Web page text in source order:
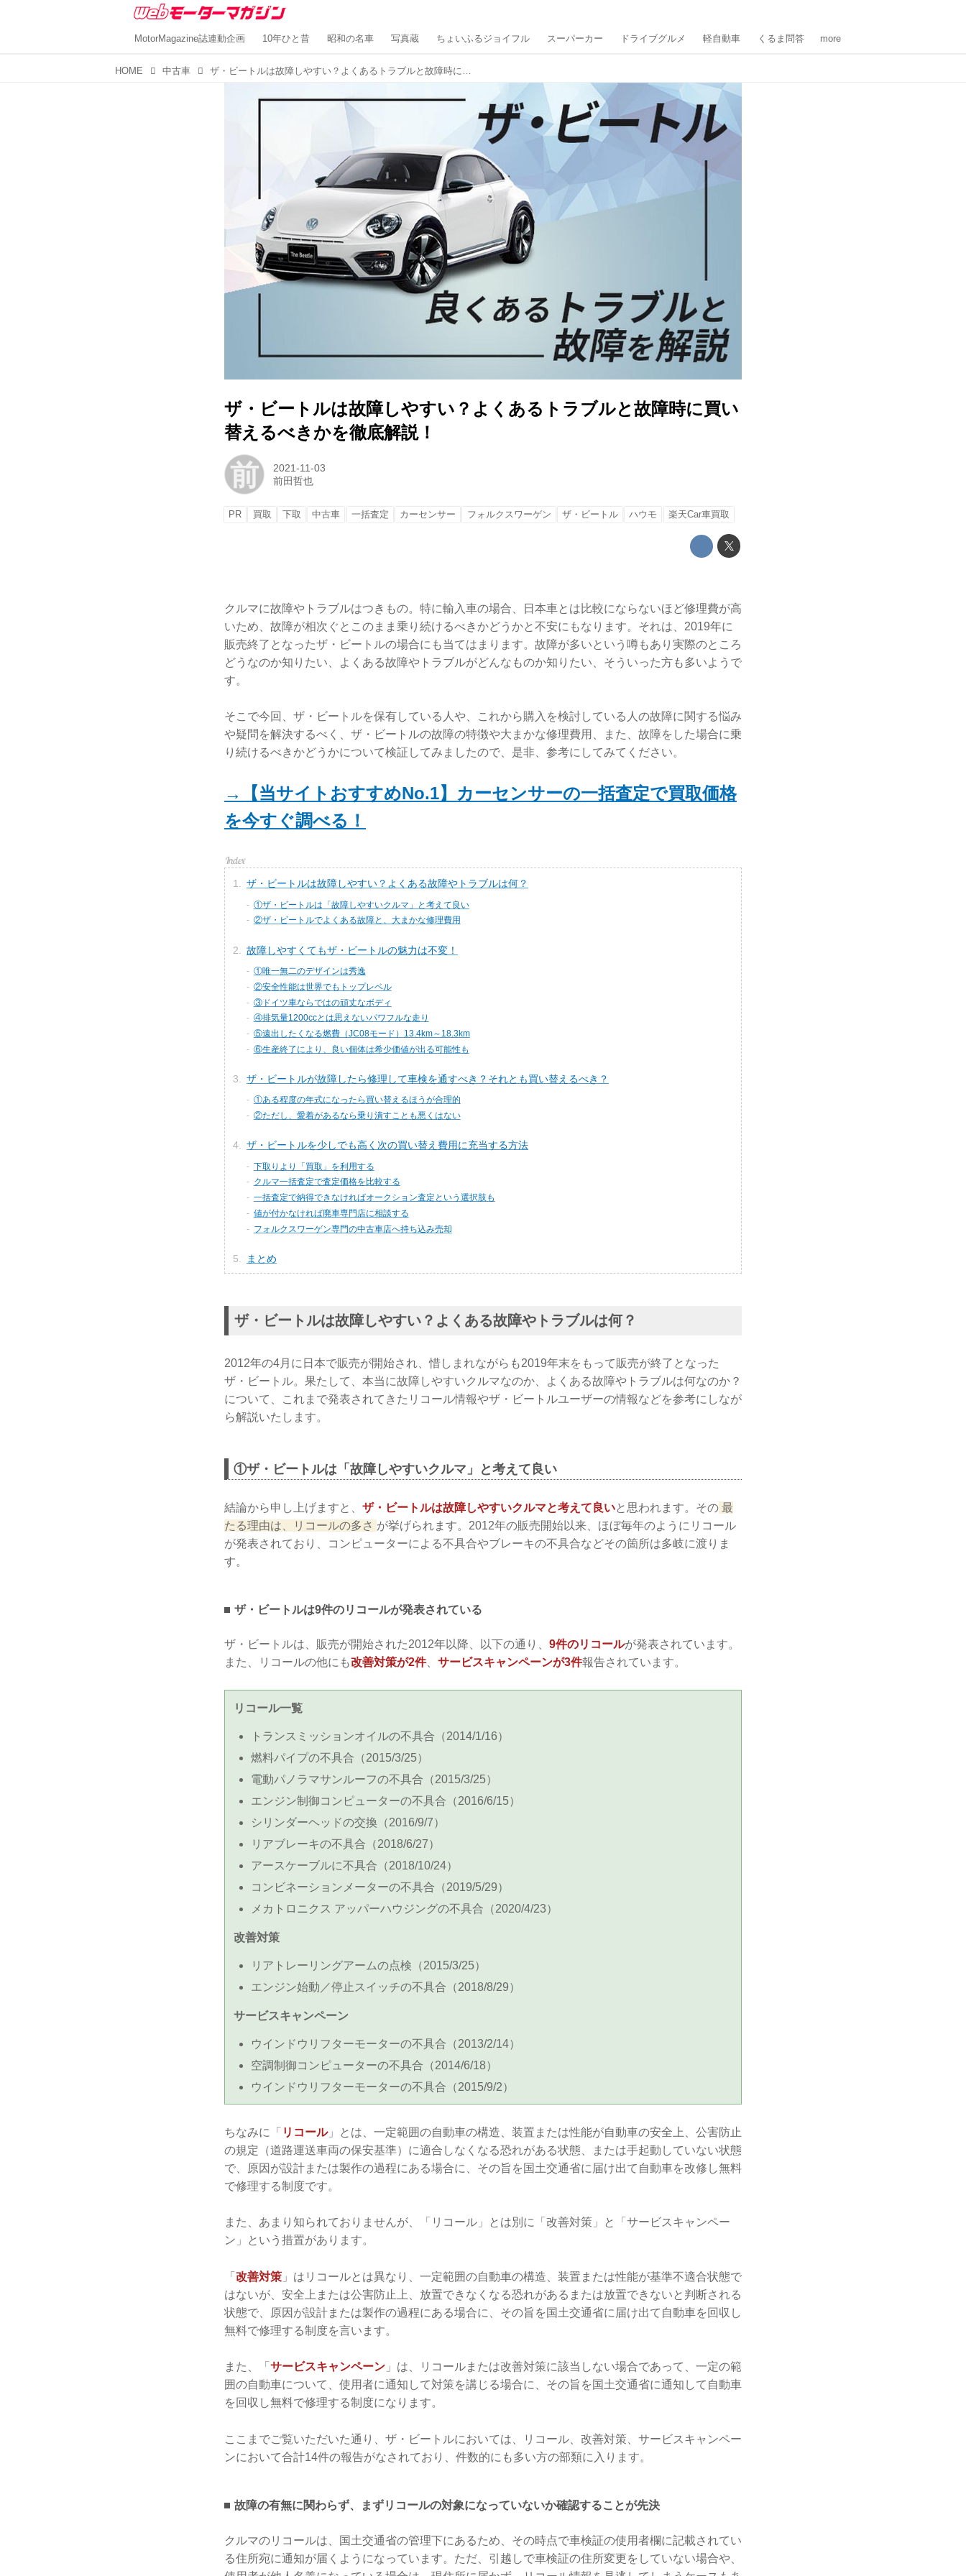
MotorMagazine誌連動企画 10年ひと昔 昭和の名車 写真蔵 ちょいふるジョイフル スーパーカー ドライブグルメ 軽自動車 くるま問答 more
HOME 中古車 ザ・ビートルは故障しやすい？よくあるトラブルと故障時に買い替えるべきかを徹底解説！
ザ・ビートルは故障しやすい？よくあるトラブルと故障時に買い
替えるべきかを徹底解説！
前
2021-11-03
前田哲也
PR 買取 下取 中古車 一括査定 カーセンサー フォルクスワーゲン ザ・ビートル ハウモ 楽天Car車買取
クルマに故障やトラブルはつきもの。特に輸入車の場合、日本車とは比較にならないほど修理費が高
いため、故障が相次ぐとこのまま乗り続けるべきかどうかと不安にもなります。それは、2019年に
販売終了となったザ・ビートルの場合にも当てはまります。故障が多いという噂もあり実際のところ
どうなのか知りたい、よくある故障やトラブルがどんなものか知りたい、そういった方も多いようで
す。
そこで今回、ザ・ビートルを保有している人や、これから購入を検討している人の故障に関する悩み
や疑問を解決するべく、ザ・ビートルの故障の特徴や大まかな修理費用、また、故障をした場合に乗
り続けるべきかどうかについて検証してみましたので、是非、参考にしてみてください。
→【当サイトおすすめNo.1】カーセンサーの一括査定で買取価格
を今すぐ調べる！
ザ・ビートルは故障しやすい？よくある故障やトラブルは何？
①ザ・ビートルは「故障しやすいクルマ」と考えて良い
②ザ・ビートルでよくある故障と、大まかな修理費用
故障しやすくてもザ・ビートルの魅力は不変！
①唯一無二のデザインは秀逸
②安全性能は世界でもトップレベル
③ドイツ車ならではの頑丈なボディ
④排気量1200ccとは思えないパワフルな走り
⑤遠出したくなる燃費（JC08モード）13.4km～18.3km
⑥生産終了により、良い個体は希少価値が出る可能性も
ザ・ビートルが故障したら修理して車検を通すべき？それとも買い替えるべき？
①ある程度の年式になったら買い替えるほうが合理的
②ただし、愛着があるなら乗り潰すことも悪くはない
ザ・ビートルを少しでも高く次の買い替え費用に充当する方法
下取りより「買取」を利用する
クルマ一括査定で査定価格を比較する
一括査定で納得できなければオークション査定という選択肢も
値が付かなければ廃車専門店に相談する
フォルクスワーゲン専門の中古車店へ持ち込み売却
まとめ
ザ・ビートルは故障しやすい？よくある故障やトラブルは何？
2012年の4月に日本で販売が開始され、惜しまれながらも2019年末をもって販売が終了となった
ザ・ビートル。果たして、本当に故障しやすいクルマなのか、よくある故障やトラブルは何なのか？
について、これまで発表されてきたリコール情報やザ・ビートルユーザーの情報などを参考にしなが
ら解説いたします。
①ザ・ビートルは「故障しやすいクルマ」と考えて良い
結論から申し上げますと、 ザ・ビートルは故障しやすいクルマと考えて良いと思われます。その 最
たる理由は、リコールの多さ が挙げられます。2012年の販売開始以来、ほぼ毎年のようにリコール
が発表されており、コンピューターによる不具合やブレーキの不具合などその箇所は多岐に渡りま
す。
ザ・ビートルは9件のリコールが発表されている
ザ・ビートルは、販売が開始された2012年以降、以下の通り、 9件のリコールが発表されています。
また、リコールの他にも改善対策が2件、 サービスキャンペーンが3件報告されています。
リコール一覧
トランスミッションオイルの不具合（2014/1/16）
燃料パイプの不具合（2015/3/25）
電動パノラマサンルーフの不具合（2015/3/25）
エンジン制御コンピューターの不具合（2016/6/15）
シリンダーヘッドの交換（2016/9/7）
リアブレーキの不具合（2018/6/27）
アースケーブルに不具合（2018/10/24）
コンビネーションメーターの不具合（2019/5/29）
メカトロニクス アッパーハウジングの不具合（2020/4/23）
改善対策
リアトレーリングアームの点検（2015/3/25）
エンジン始動／停止スイッチの不具合（2018/8/29）
サービスキャンペーン
ウインドウリフターモーターの不具合（2013/2/14）
空調制御コンピューターの不具合（2014/6/18）
ウインドウリフターモーターの不具合（2015/9/2）
ちなみに「 リコール」とは、一定範囲の自動車の構造、装置または性能が自動車の安全上、公害防止
の規定（道路運送車両の保安基準）に適合しなくなる恐れがある状態、または手起動していない状態
で、原因が設計または製作の過程にある場合に、その旨を国土交通省に届け出て自動車を改修し無料
で修理する制度です。
また、あまり知られておりませんが、「リコール」とは別に「改善対策」と「サービスキャンペー
ン」という措置があります。
「 改善対策 」はリコールとは異なり、一定範囲の自動車の構造、装置または性能が基準不適合状態で
はないが、安全上または公害防止上、放置できなくなる恐れがあるまたは放置できないと判断される
状態で、原因が設計または製作の過程にある場合に、その旨を国土交通省に届け出て自動車を回収し
無料で修理する制度を言います。
また、「 サービスキャンペーン 」は、リコールまたは改善対策に該当しない場合であって、一定の範
囲の自動車について、使用者に通知して対策を講じる場合に、その旨を国土交通省に通知して自動車
を回収し無料で修理する制度になります。
ここまでご覧いただいた通り、ザ・ビートルにおいては、リコール、改善対策、サービスキャンペー
ンにおいて合計14件の報告がなされており、件数的にも多い方の部類に入ります。
故障の有無に関わらず、まずリコールの対象になっていないか確認することが先決
クルマのリコールは、国土交通省の管理下にあるため、その時点で車検証の使用者欄に記載されてい
る住所宛に通知が届くようになっています。ただ、引越しで車検証の住所変更をしていない場合や、